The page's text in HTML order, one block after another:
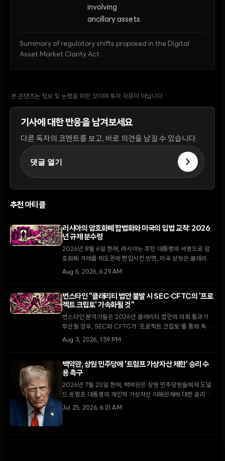
involving
ancillary assets.
Summary of regulatory shifts proposed in the Digital
Asset Market Clarity Act.
본 콘텐츠는 정보 및 논평을 위한 것이며 투자 자문이 아닙니다.
기사에 대한 반응을 남겨보세요
다른 독자의 코멘트를 보고, 바로 의견을 남길 수 있습니다.
댓글 열기
추천 아티클
러시아의 암호화폐 합법화와 미국의 입법 교착: 2026
년 규제 분수령
2026년 8월 6일 현재, 러시아는 푸틴 대통령의 서명으로 암
호화폐 거래를 제도권에 편입시킨 반면, 미국 상원은 클래리티
법안 처리를 두고 8월 휴회 전 마지막 진통을 겪고 있다.
Aug 6, 2026, 6:29 AM
번스타인 "클래리티 법안 불발 시 SEC·CFTC의 '프로
젝트 크립토' 가속화될 것"
번스타인 분석가들은 2026년 클래리티 법안의 의회 통과가
무산될 경우, SEC와 CFTC가 '프로젝트 크립토'를 통해 독자
적인 규제 마련에 속도를 낼 것으로 내다봤다.
Aug 3, 2026, 1:59 PM
백악관, 상원 민주당에 '트럼프 가상자산 제한' 승리 수
용 촉구
2026년 7월 25일 현재, 백악관은 상원 민주당원들에게 도널
드 트럼프 대통령의 개인적 가상자산 이해관계에 대한 윤리적
양보안을 수용하고 클래리티 법안을 통과시킬 것을 촉구하고
Jul 25, 2026, 6:21 AM